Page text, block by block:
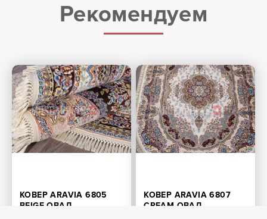
Рекомендуем
КОВЕР ARAVIA 6805
BEIGE ОВАЛ
КОВЕР ARAVIA 6807
CREAM ОВАЛ